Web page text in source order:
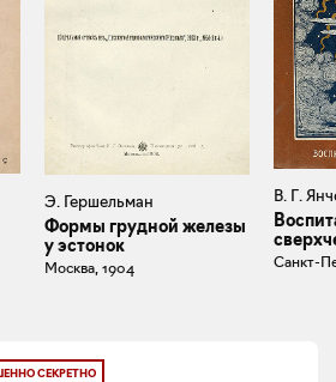
Э. Гершельман
Формы грудной железы
у эстонок
Москва, 1904
В. Г.
Санкт-
СЕКРЕТНО